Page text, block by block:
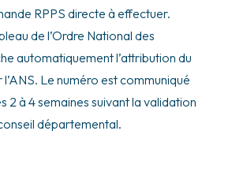
RPPS directe à effectuer.
de l’Ordre National des
automatiquement l’attribution du
Le numéro est communiqué
2 à 4 semaines suivant la validation
départemental.